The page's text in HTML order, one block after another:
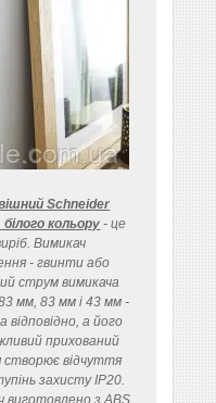
Schneider
кольору - це
Вимикач
- гвинти або
струм вимикача
мм, 83 мм і 43 мм -
а його
прихований
створює відчуття
захисту IP20.
виготовлено з ABS